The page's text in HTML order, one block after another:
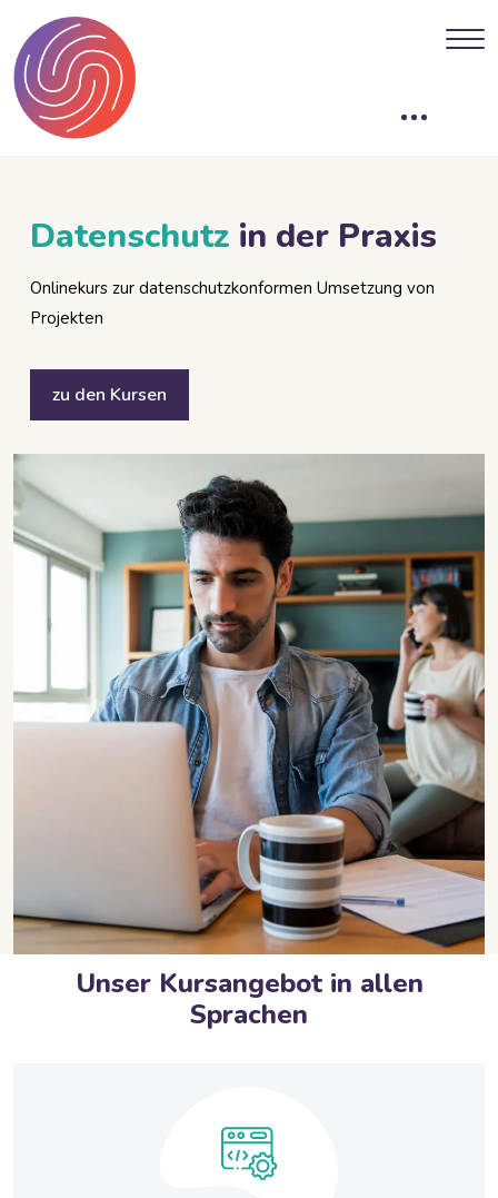
Datenschutz in der Praxis
Onlinekurs zur datenschutzkonformen Umsetzung von
Projekten
zu den Kursen
html-kursuebersicht überspringen
Unser Kursangebot in allen
Sprachen